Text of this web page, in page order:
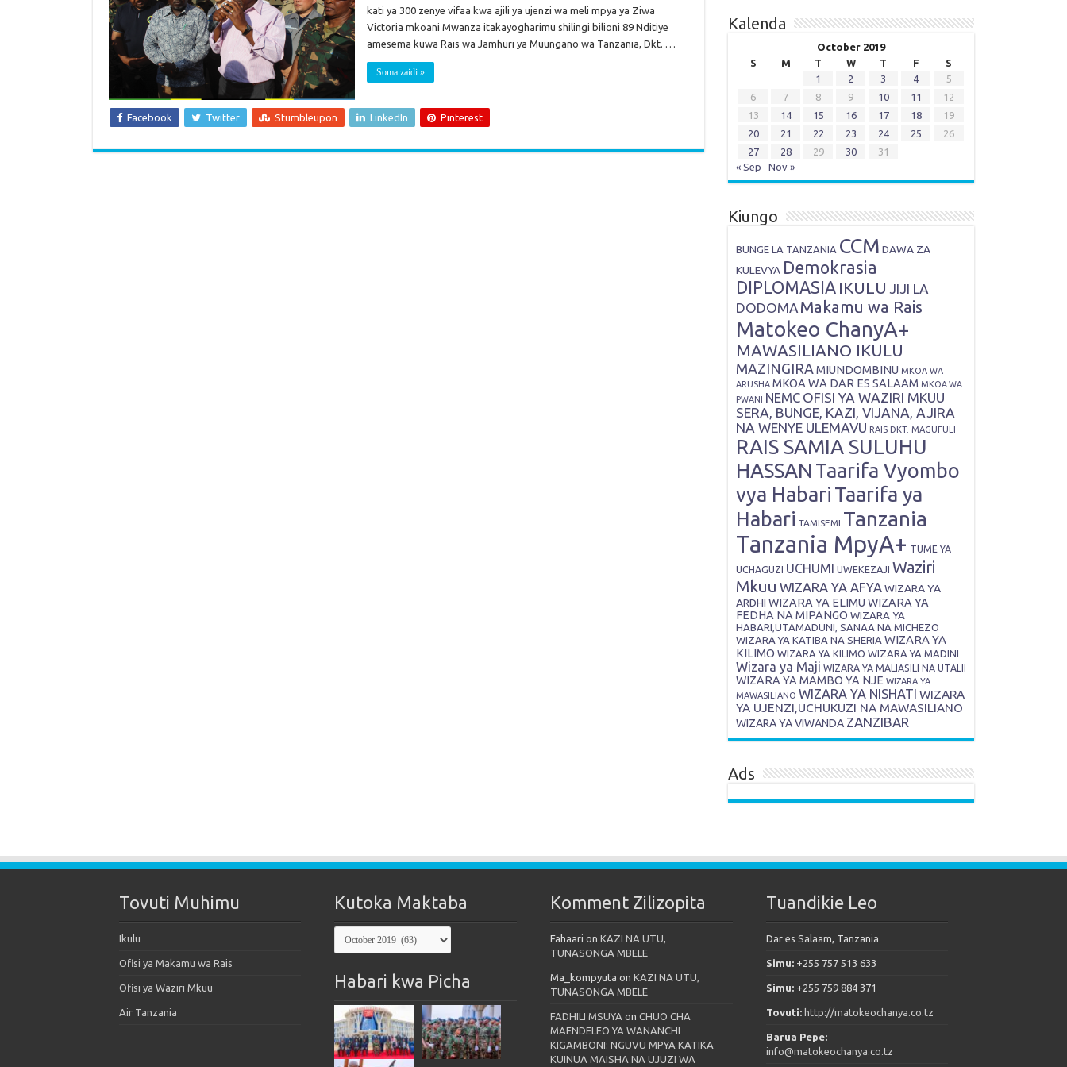
kati ya 300 zenye vifaa kwa ajili ya ujenzi wa meli mpya ya Ziwa
Victoria mkoani Mwanza itakayogharimu shilingi bilioni 89 Nditiye
amesema kuwa Rais wa Jamhuri ya Muungano wa Tanzania, Dkt. …
Soma zaidi »
Facebook Twitter Stumbleupon LinkedIn Pinterest
Kalenda
October 2019
S
M T W T F
S
1
2 3 4
5
6
7 8 9 10 11
12
13
14 15 16 17 18
19
20
21 22 23 24 25
26
27
28 29 30
31
« Sep
Nov »
Kiungo
BUNGE LA TANZANIA CCM DAWA ZA
KULEVYA Demokrasia
DIPLOMASIA IKULU JIJI LA
DODOMA Makamu wa Rais
Matokeo ChanyA+
MAWASILIANO IKULU
MAZINGIRAMIUNDOMBINU MKOA WA
ARUSHA MKOA WA DAR ES SALAAM MKOA WA
PWANI NEMC OFISI YA WAZIRI MKUU
SERA, BUNGE, KAZI, VIJANA, AJIRA
NA WENYE ULEMAVU RAIS DKT. MAGUFULI
RAIS SAMIA SULUHU
HASSAN Taarifa Vyombo
vya Habari Taarifa ya
Habari TAMISEMI Tanzania
Tanzania MpyA+ TUME YA
UCHAGUZI UCHUMI UWEKEZAJI Waziri
Mkuu WIZARA YA AFYAWIZARA YA
ARDHI WIZARA YA ELIMU WIZARA YA
FEDHA NA MIPANGO WIZARA YA
HABARI,UTAMADUNI, SANAA NA MICHEZO
WIZARA YA KATIBA NA SHERIA WIZARA YA
KILIMO WIZARA YA KILIMO WIZARA YA MADINI
Wizara ya Maji WIZARA YA MALIASILI NA UTALII
WIZARA YA MAMBO YA NJE WIZARA YA
MAWASILIANO WIZARA YA NISHATI WIZARA
YA UJENZI,UCHUKUZI NA MAWASILIANO
WIZARA YA VIWANDA ZANZIBAR
Ads
Tovuti Muhimu
Ikulu
Ofisi ya Makamu wa Rais
Ofisi ya Waziri Mkuu
Air Tanzania
Kutoka Maktaba
Kutoka
Maktaba
Habari kwa Picha
Komment Zilizopita
Fahaari on KAZI NA UTU,
TUNASONGA MBELE
Ma_kompyuta on KAZI NA UTU,
TUNASONGA MBELE
FADHILI MSUYA on CHUO CHA
MAENDELEO YA WANANCHI
KIGAMBONI: NGUVU MPYA KATIKA
KUINUA MAISHA NA UJUZI WA
Tuandikie Leo
Dar es Salaam, Tanzania
Simu: +255 757 513 633
Simu: +255 759 884 371
Tovuti: http://matokeochanya.co.tz
Barua Pepe:
info@matokeochanya.co.tz